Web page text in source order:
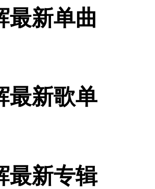
最新单曲
最新歌单
最新专辑